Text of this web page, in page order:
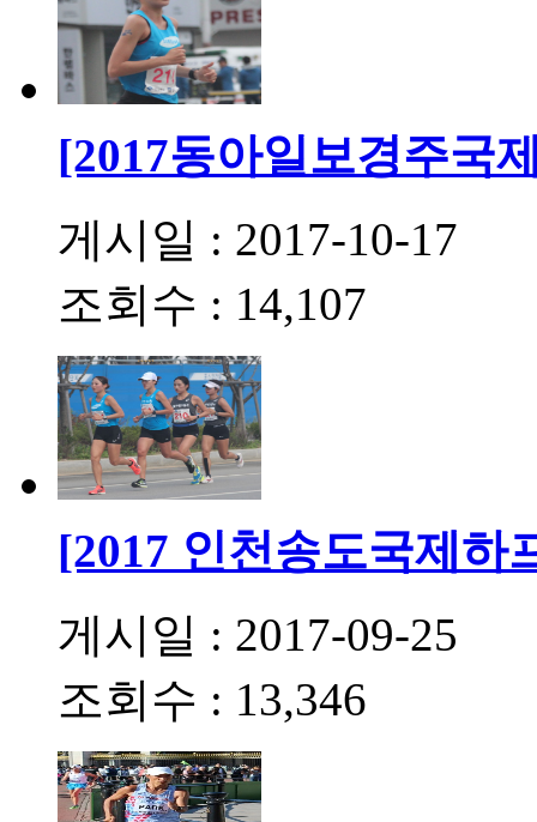
[2017동아일보경주국
게시일 : 2017-10-17
조회수 : 14,107
[2017 인천송도국제하
게시일 : 2017-09-25
조회수 : 13,346